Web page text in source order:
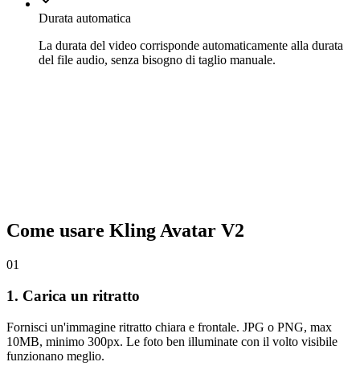
Durata automatica
La durata del video corrisponde automaticamente alla durata
del file audio, senza bisogno di taglio manuale.
Come usare Kling Avatar V2
01
1. Carica un ritratto
Fornisci un'immagine ritratto chiara e frontale. JPG o PNG, max
10MB, minimo 300px. Le foto ben illuminate con il volto visibile
funzionano meglio.